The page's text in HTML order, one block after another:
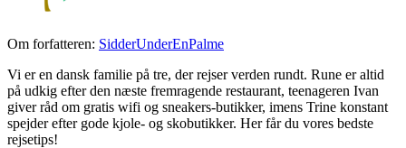
Om forfatteren: SidderUnderEnPalme
Vi er en dansk familie på tre, der rejser verden rundt. Rune er altid
på udkig efter den næste fremragende restaurant, teenageren Ivan
giver råd om gratis wifi og sneakers-butikker, imens Trine konstant
spejder efter gode kjole- og skobutikker. Her får du vores bedste
rejsetips!